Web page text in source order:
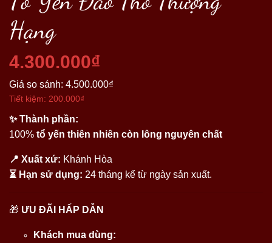
Hạng
4.300.000₫
Giá so sánh: 4.500.000₫
Tiết kiệm: 200.000₫
✨ Thành phần:
100% tổ yến thiên nhiên còn lông nguyên chất
📍 Xuất xứ: Khánh Hòa
⏳ Hạn sử dụng: 24 tháng kể từ ngày sản xuất.
🎁 ƯU ĐÃI HẤP DẪN
Khách mua dùng: